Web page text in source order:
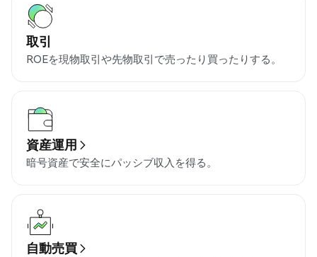
取引
ROEを現物取引や先物取引で売ったり買ったりする。
資産運用
暗号資産で安全にパッシブ収入を得る。
自動売買